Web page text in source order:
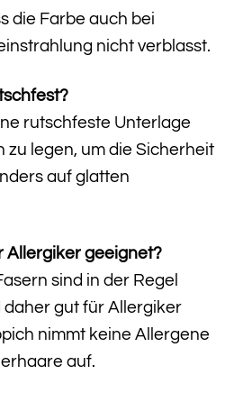
die Farbe auch bei
nicht verblasst.
rutschfeste Unterlage
zu legen, um die Sicherheit
auf glatten
Allergiker geeignet?
sind in der Regel
daher gut für Allergiker
nimmt keine Allergene
auf.